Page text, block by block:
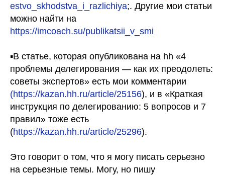
estvo_skhodstva_i_razlichiya;. Другие мои статьи
можно найти на
https://imcoach.su/publikatsii_v_smi
▪️В статье, которая опубликована на hh «4
проблемы делегирования — как их преодолеть:
советы экспертов» есть мои комментарии
(https://kazan.hh.ru/article/25156), и в «Краткая
инструкция по делегированию: 5 вопросов и 7
правил» тоже есть
(https://kazan.hh.ru/article/25296).
Это говорит о том, что я могу писать серьезно
на серьезные темы. Могу, но пишу